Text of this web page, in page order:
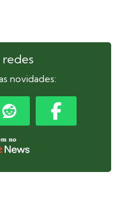
redes
novidades: